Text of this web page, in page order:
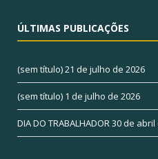
ÚLTIMAS PUBLICAÇÕES
(sem título)21 de julho de 2026
(sem título) 1 de julho de 2026
DIA DO TRABALHADOR30 de abril